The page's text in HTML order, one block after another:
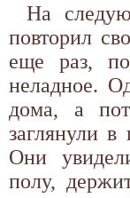
На
повторил
еще раз,
неладное.
дома, а
заглянули
Они
полу,